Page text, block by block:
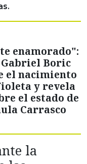
enamorado":
Boric
el nacimiento
y revela
el estado de
Carrasco
la